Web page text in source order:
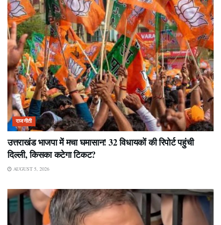
राजनीती
उत्तराखंड भाजपा में मचा घमासान! 32 विधायकों की रिपोर्ट पहुंची
दिल्ली, किसका कटेगा टिकट?
AUGUST 5, 2026